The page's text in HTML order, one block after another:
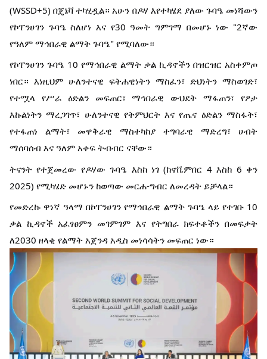
(WSSD+5) በጄኔቫ ተካሂዷል። አሁን በዶሃ እየተካሄደ ያለው ጉባዔ መነሻውን
የኮፐንሀገን ጉባዔ ስለሆነ እና የ30 ዓመት ግምገማ በመሆኑ ነው "2ኛው
የዓለም ማኅበራዊ ልማት ጉባዔ" የሚባለው።
የኮፐንሀገን ጉባዔ 10 የማኅበራዊ ልማት ቃል ኪዳኖችን በዝርዝር አስቀምጦ
ነበር። እነዚህም ሁለንተናዊ ፍትሐዊነትን ማስፈን፣ ድህነትን ማስወገድ፣
የተሟላ የሥራ ዕድልን መፍጠር፣ ማኅበራዊ ውህደት ማፋጠን፣ የፆታ
እኩልነትን ማረጋገጥ፣ ሁለንተናዊ የትምህርት እና የጤና ዕድልን ማስፋት፣
የተፋጠነ ልማት፣ መዋቅራዊ ማስተካከያ ተግባራዊ ማድረግ፣ ሀብት
ማሰባሰብ እና ዓለም አቀፍ ትብብር ናቸው።
ትናንት የተጀመረው የዶሃው ጉባዔ እስከ ነገ (ከኖቬምበር 4 እስከ 6 ቀን
2025) የሚካሄድ መሆኑን ከወጣው መርሐ-ግብር ለመረዳት ይቻላል።
የመድረኩ ዋነኛ ዓላማ በኮፐንሀገን የማኅበራዊ ልማት ጉባዔ ላይ የተገቡ 10
ቃል ኪዳኖች አፈፃፀምን መገምገም እና የትግበራ ክፍተቶችን በመፍታት
ለ2030 ዘላቂ የልማት አጀንዳ አዲስ መነሳሳትን መፍጠር ነው።